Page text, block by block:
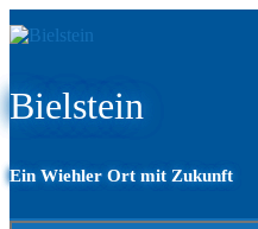
Inhalt
Bielstein
Ein Wiehler Ort mit Zukunft